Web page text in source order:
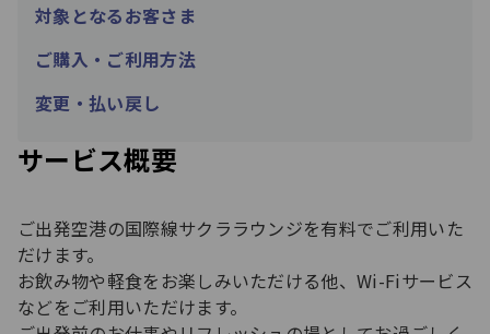
対象となるお客さま
ご購入・ご利用方法​
変更・払い戻し
サービス概要
ご出発空港の国際線サクララウンジを有料でご利用いた
だけます。​
お飲み物や軽食をお楽しみいただける他、Wi-Fiサービス
などをご利用いただけます。​